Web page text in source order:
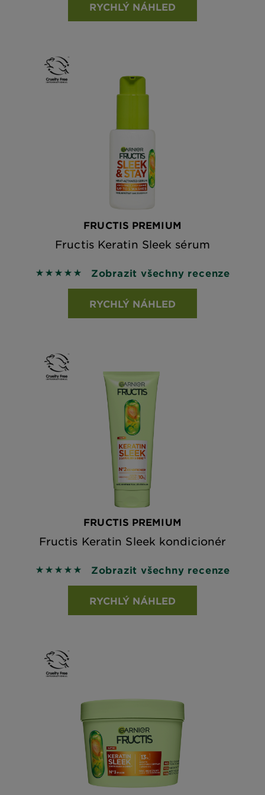
RYCHLÝ NÁHLED
FRUCTIS PREMIUM
Fructis Keratin Sleek sérum
5 out of 5 stars based on reviews
Zobrazit všechny recenze
RYCHLÝ NÁHLED
FRUCTIS PREMIUM
Fructis Keratin Sleek kondicionér
5 out of 5 stars based on reviews
Zobrazit všechny recenze
RYCHLÝ NÁHLED